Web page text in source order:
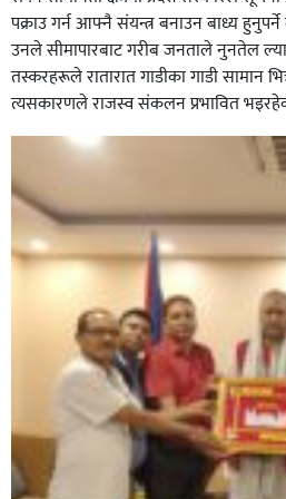
पक्राउ गर्न आफ्नै संयन्त्र बनाउन बाध्य
उनले सीमापारबाट गरीब जनताले नुनतेल
तस्करहरूले रातारात गाडीका गाडी सामान
त्यसकारणले राजस्व संकलन प्रभावित